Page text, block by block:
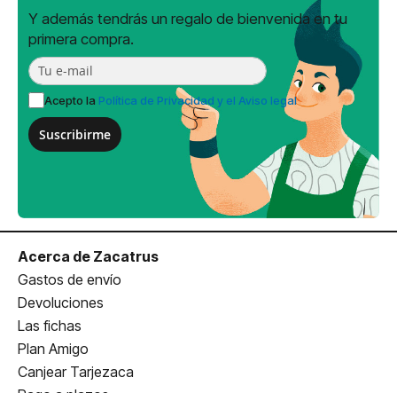
Y además tendrás un regalo de bienvenida en tu
primera compra.
Acepto la Política de Privacidad y el Aviso legal
Suscribirme
Acerca de Zacatrus
Gastos de envío
Devoluciones
Las fichas
Plan Amigo
Canjear Tarjezaca